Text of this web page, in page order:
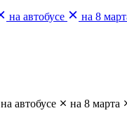
на автобусе
на 8
на автобусе
на 8 марта